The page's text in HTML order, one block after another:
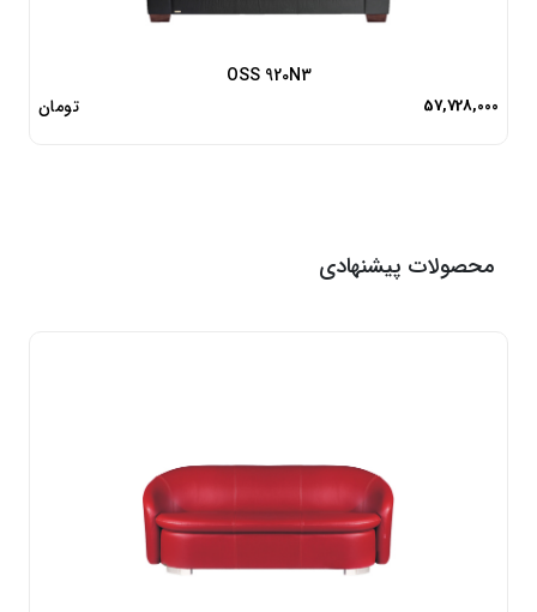
OSS 920N3
57,728,000 تومان
محصولات پیشنهادی